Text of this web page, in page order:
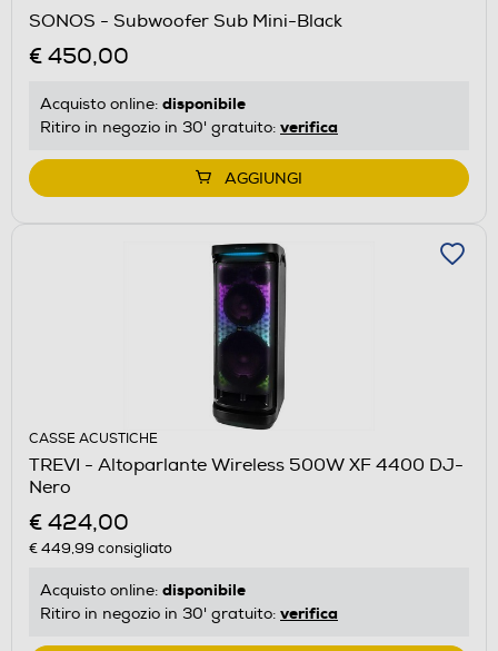
SONOS - Subwoofer Sub Mini-Black
€ 450,00
Acquisto online: disponibile
Ritiro in negozio in 30' gratuito: verifica
AGGIUNGI
CASSE ACUSTICHE
TREVI - Altoparlante Wireless 500W XF 4400 DJ-
Nero
€ 424,00
€ 449,99 consigliato
Acquisto online: disponibile
Ritiro in negozio in 30' gratuito: verifica